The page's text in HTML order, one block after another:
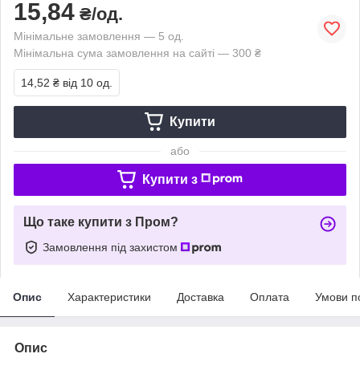
15,84 ₴/од.
Мінімальне замовлення — 5 од.
Мінімальна сума замовлення на сайті — 300 ₴
14,52 ₴ від 10 од.
Купити
або
Купити з
Що таке купити з Пром?
Замовлення під захистом
Опис Характеристики Доставка Оплата Умови
Опис